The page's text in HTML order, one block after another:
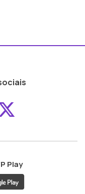
ao ao
Play